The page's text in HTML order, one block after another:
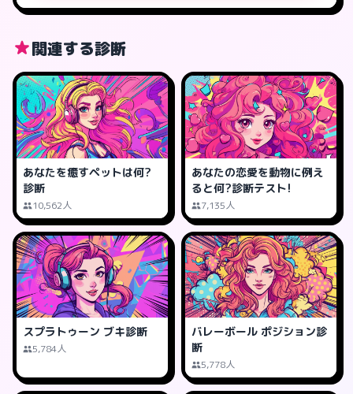
関連する診断
あなたを癒すペットは何?
診断
10,562人
あなたの恋愛を動物に例え
ると何?診断テスト!
7,135人
スプラトゥーン ブキ診断
5,784人
バレーボール ポジション診
断
5,778人